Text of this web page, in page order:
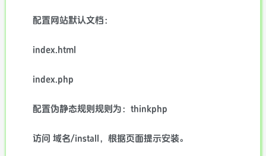
配置网站默认文档：
index.html
index.php
配置伪静态规则规则为：thinkphp
访问 域名/install，根据页面提示安装。